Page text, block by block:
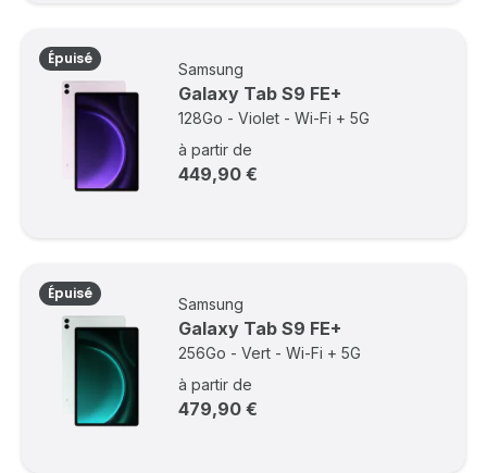
Épuisé
Samsung
Galaxy Tab S9 FE+
128Go - Violet - Wi-Fi + 5G
à partir de
449,90 €
Épuisé
Samsung
Galaxy Tab S9 FE+
256Go - Vert - Wi-Fi + 5G
à partir de
479,90 €